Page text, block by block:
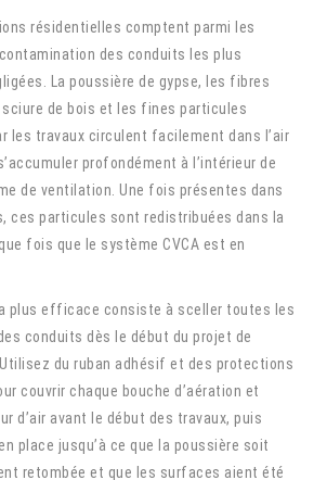
résidentielles comptent parmi les
des conduits les plus
La poussière de gypse, les fibres
sciure de bois et les fines particules
les travaux circulent facilement dans l’air
profondément à l’intérieur de
de ventilation. Une fois présentes dans
ces particules sont redistribuées dans la
fois que le système CVCA est en
la plus efficace consiste à sceller toutes les
conduits dès le début du projet de
du ruban adhésif et des protections
couvrir chaque bouche d’aération et
d’air avant le début des travaux, puis
place jusqu’à ce que la poussière soit
retombée et que les surfaces aient été